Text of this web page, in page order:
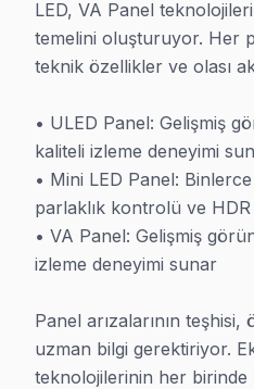
Hisense TV uzaktan
Önce kumanda pillerini
Hisense TV
İstanbul genelinde
Akıllı televizyon
Son güncelleme: 2026-07-01
LED, VA Panel
temelini oluşturuyor. Her
teknik özellikler ve olası
• ULED Panel: Gelişmiş
kaliteli izleme deneyimi
• Mini LED Panel:
parlaklık kontrolü ve
• VA Panel: Gelişmiş
izleme deneyimi sunar
Panel arızalarının
uzman bilgi gerektiriyor.
teknolojilerinin her